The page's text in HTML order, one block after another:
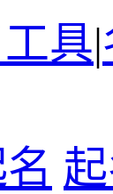
具|